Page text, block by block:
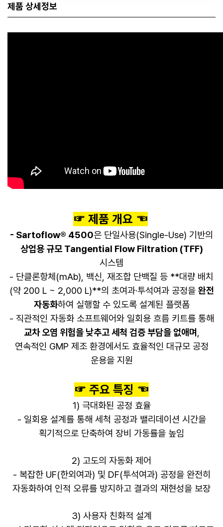
제품 상세정보
​☞ 제품 개요 ☜
- Sartoflow® 4500은 단일사용(Single-Use) 기반의
상업용 규모 Tangential Flow Filtration (TFF)
시스템
- 단클론항체(mAb), 백신, 재조합 단백질 등 **대량 배치
(약 200 L ~ 2,000 L)**의 초여과·투석여과 공정을 완전
자동화하여 실행할 수 있도록 설계된 플랫폼
- 직관적인 자동화 소프트웨어와 일회용 흐름 키트를 통해
교차 오염 위험을 낮추고 세척 검증 부담을 없애며 ,
연속적인 GMP 제조 환경에서도 효율적인 대규모 공정
운용을 지원
​☞ 주요 특징 ☜
1) 극대화된 공정 효율
- 일회용 설계를 통해 세척 공정과 밸리데이션 시간을
획기적으로 단축하여 장비 가동률을 높임
2) 고도의 자동화 제어
- 복잡한 UF(한외여과) 및 DF(투석여과) 공정을 완전히
자동화하여 인적 오류를 방지하고 결과의 재현성을 보장
3) 사용자 친화적 설계